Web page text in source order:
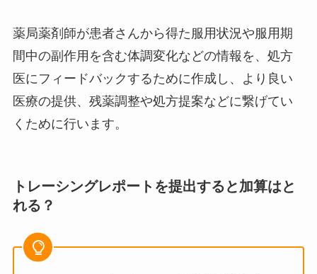
薬局薬剤師が患者さんから得た服用状況や服用期
間中の副作用を含む体調変化などの情報を、処方
医にフィードバックするために作成し、より良い
医療の提供、残薬調整や処方提案などに繋げてい
くために行います。
トレーシングレポートを提出すると加算はと
れる？